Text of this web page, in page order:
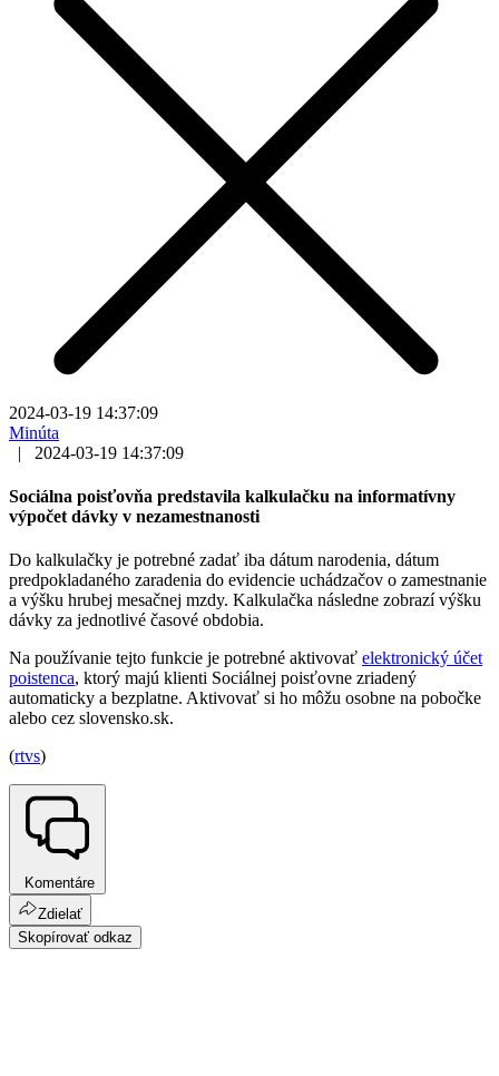
2024-03-19 14:37:09
Minúta
|
2024-03-19 14:37:09
Sociálna poisťovňa predstavila kalkulačku na informatívny
výpočet dávky v nezamestnanosti
Do kalkulačky je potrebné zadať iba dátum narodenia, dátum
predpokladaného zaradenia do evidencie uchádzačov o zamestnanie
a výšku hrubej mesačnej mzdy. Kalkulačka následne zobrazí výšku
dávky za jednotlivé časové obdobia.
Na používanie tejto funkcie je potrebné aktivovať elektronický účet
poistenca, ktorý majú klienti Sociálnej poisťovne zriadený
automaticky a bezplatne. Aktivovať si ho môžu osobne na pobočke
alebo cez slovensko.sk.
(rtvs)
Komentáre
Zdielať
Skopírovať odkaz